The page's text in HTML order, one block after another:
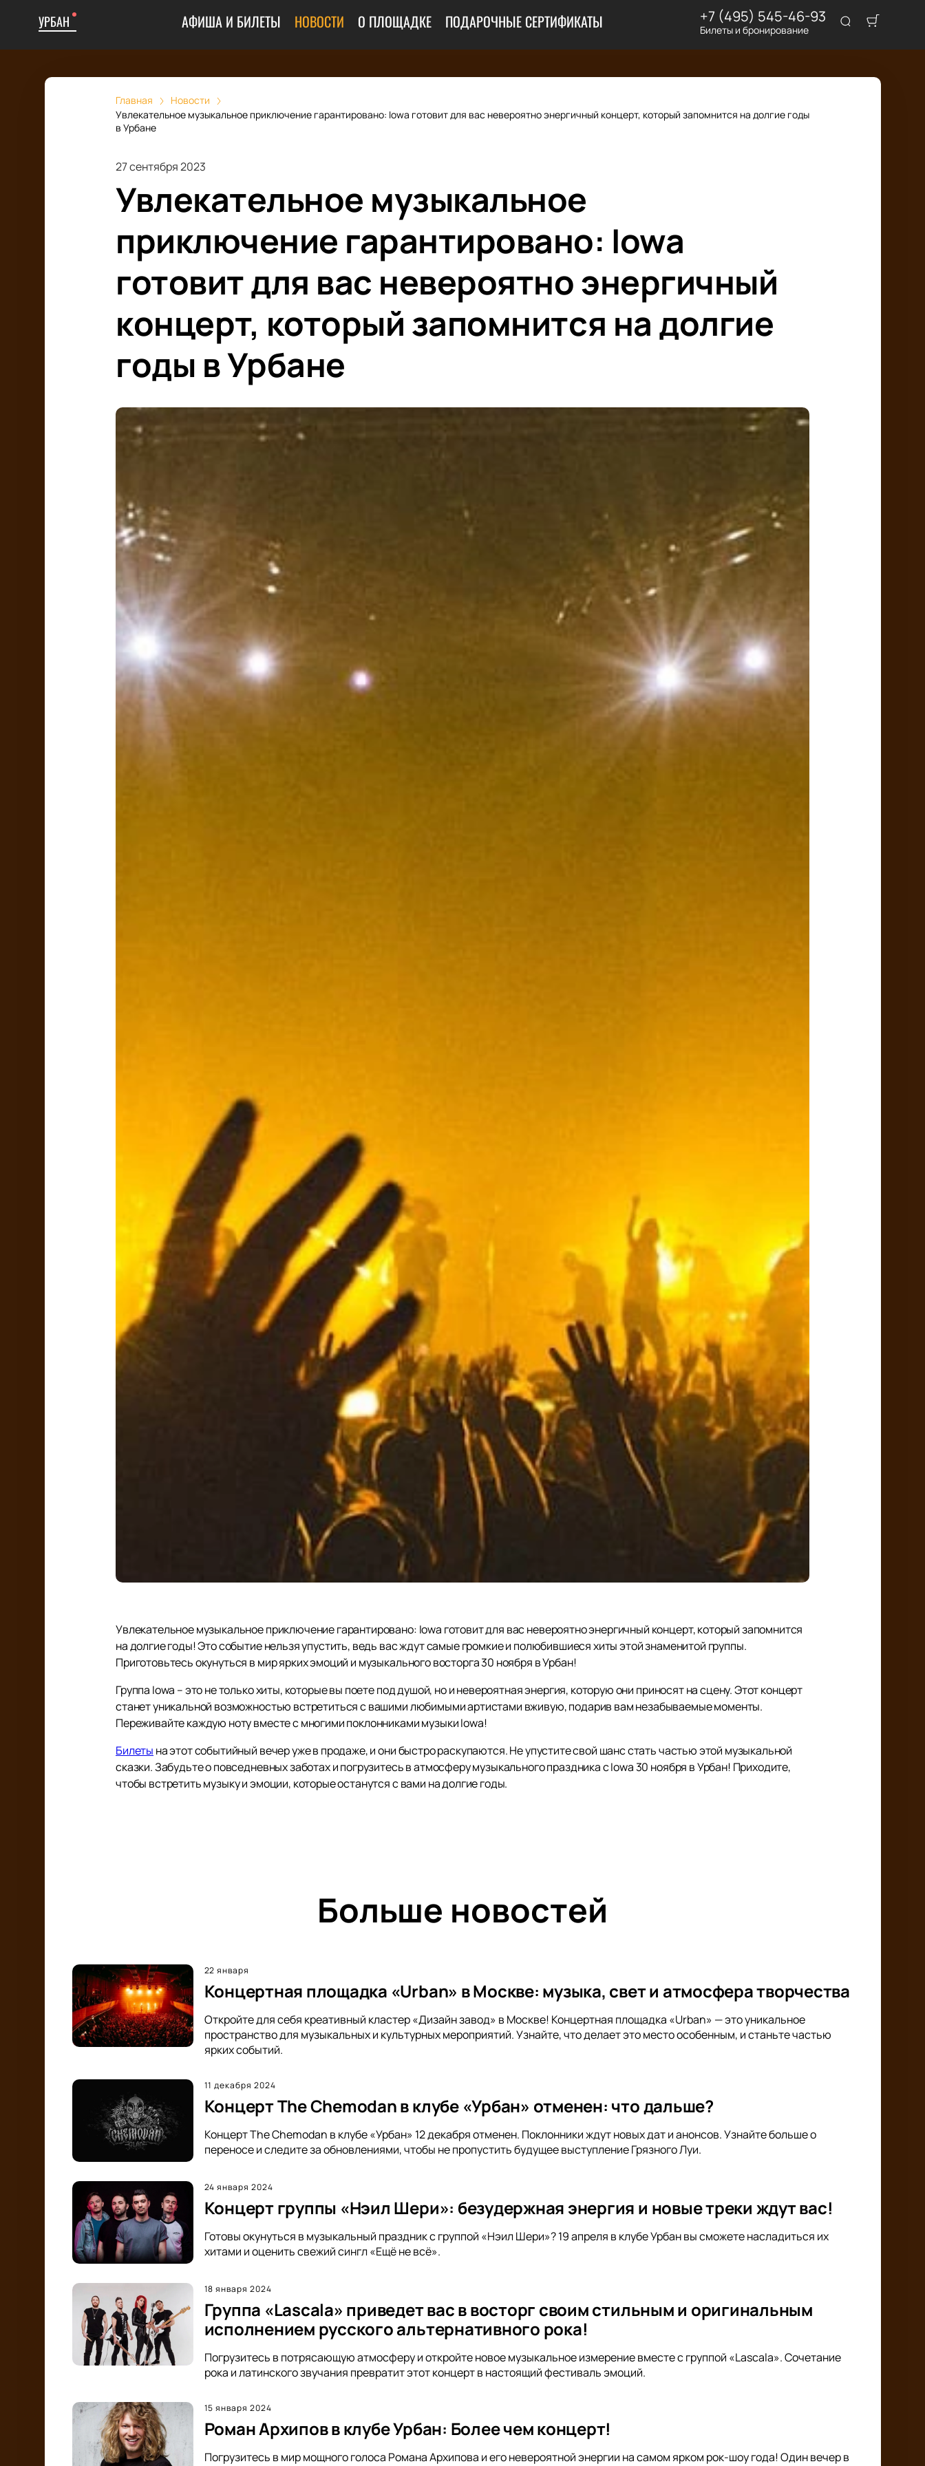
УРБАН АФИША И БИЛЕТЫ НОВОСТИ О ПЛОЩАДКЕ ПОДАРОЧНЫЕ СЕРТИФИКАТЫ +7 (495) 545-46-93
Билеты и бронирование
Главная
Новости
Увлекательное музыкальное приключение гарантировано: Iowa готовит для вас невероятно энергичный концерт, который запомнится на долгие годы
в Урбане
27 сентября 2023
Увлекательное музыкальное
приключение гарантировано: Iowa
готовит для вас невероятно энергичный
концерт, который запомнится на долгие
годы в Урбане
Увлекательное музыкальное приключение гарантировано: Iowa готовит для вас невероятно энергичный концерт, который запомнится
на долгие годы! Это событие нельзя упустить, ведь вас ждут самые громкие и полюбившиеся хиты этой знаменитой группы.
Приготовьтесь окунуться в мир ярких эмоций и музыкального восторга 30 ноября в Урбан!
Группа Iowa – это не только хиты, которые вы поете под душой, но и невероятная энергия, которую они приносят на сцену. Этот концерт
станет уникальной возможностью встретиться с вашими любимыми артистами вживую, подарив вам незабываемые моменты.
Переживайте каждую ноту вместе с многими поклонниками музыки Iowa!
Билеты на этот событийный вечер уже в продаже, и они быстро раскупаются. Не упустите свой шанс стать частью этой музыкальной
сказки. Забудьте о повседневных заботах и погрузитесь в атмосферу музыкального праздника с Iowa 30 ноября в Урбан! Приходите,
чтобы встретить музыку и эмоции, которые останутся с вами на долгие годы.
Больше новостей
22 января
Концертная площадка «Urban» в Москве: музыка, свет и атмосфера творчества
Откройте для себя креативный кластер «Дизайн завод» в Москве! Концертная площадка «Urban» — это уникальное
пространство для музыкальных и культурных мероприятий. Узнайте, что делает это место особенным, и станьте частью
ярких событий.
11 декабря 2024
Концерт The Chemodan в клубе «Урбан» отменен: что дальше?
Концерт The Chemodan в клубе «Урбан» 12 декабря отменен. Поклонники ждут новых дат и анонсов. Узнайте больше о
переносе и следите за обновлениями, чтобы не пропустить будущее выступление Грязного Луи.
24 января 2024
Концерт группы «Нэил Шери»: безудержная энергия и новые треки ждут вас!
Готовы окунуться в музыкальный праздник с группой «Нэил Шери»? 19 апреля в клубе Урбан вы сможете насладиться их
хитами и оценить свежий сингл «Ещё не всё».
18 января 2024
Группа «Lascala» приведет вас в восторг своим стильным и оригинальным
исполнением русского альтернативного рока!
Погрузитесь в потрясающую атмосферу и откройте новое музыкальное измерение вместе с группой «Lascala». Сочетание
рока и латинского звучания превратит этот концерт в настоящий фестиваль эмоций.
15 января 2024
Роман Архипов в клубе Урбан: Более чем концерт!
Погрузитесь в мир мощного голоса Романа Архипова и его невероятной энергии на самом ярком рок-шоу года! Один вечер в